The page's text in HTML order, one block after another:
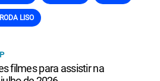
LISO
filmes para assistir na